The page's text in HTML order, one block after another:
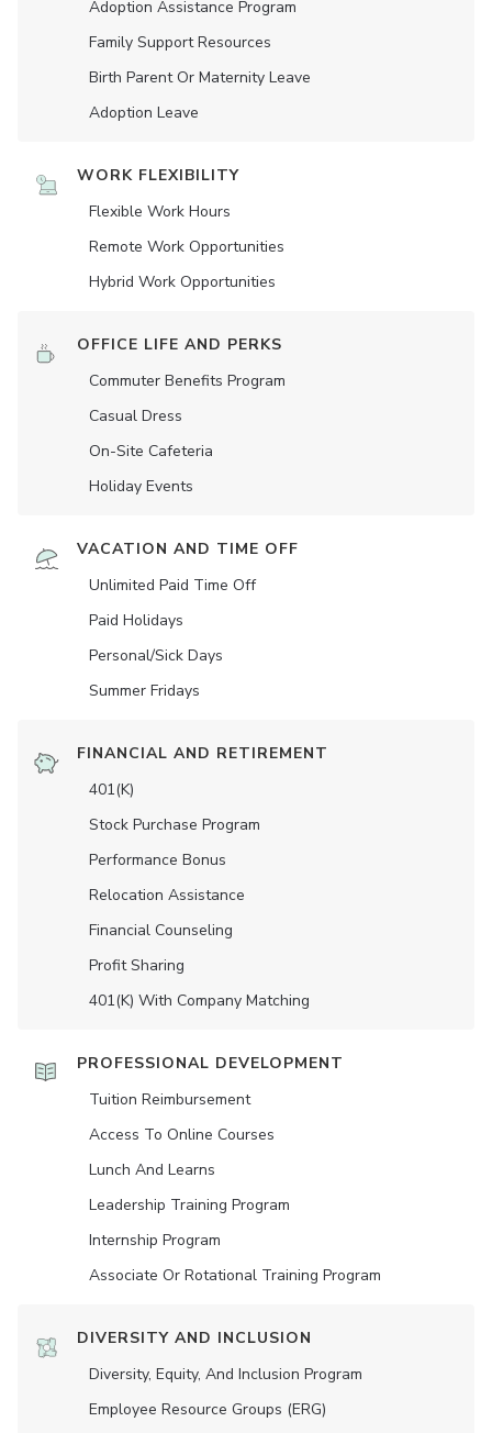
Adoption Assistance Program
Family Support Resources
Birth Parent Or Maternity Leave
Adoption Leave
WORK FLEXIBILITY
Flexible Work Hours
Remote Work Opportunities
Hybrid Work Opportunities
OFFICE LIFE AND PERKS
Commuter Benefits Program
Casual Dress
On-Site Cafeteria
Holiday Events
VACATION AND TIME OFF
Unlimited Paid Time Off
Paid Holidays
Personal/Sick Days
Summer Fridays
FINANCIAL AND RETIREMENT
401(K)
Stock Purchase Program
Performance Bonus
Relocation Assistance
Financial Counseling
Profit Sharing
401(K) With Company Matching
PROFESSIONAL DEVELOPMENT
Tuition Reimbursement
Access To Online Courses
Lunch And Learns
Leadership Training Program
Internship Program
Associate Or Rotational Training Program
DIVERSITY AND INCLUSION
Diversity, Equity, And Inclusion Program
Employee Resource Groups (ERG)